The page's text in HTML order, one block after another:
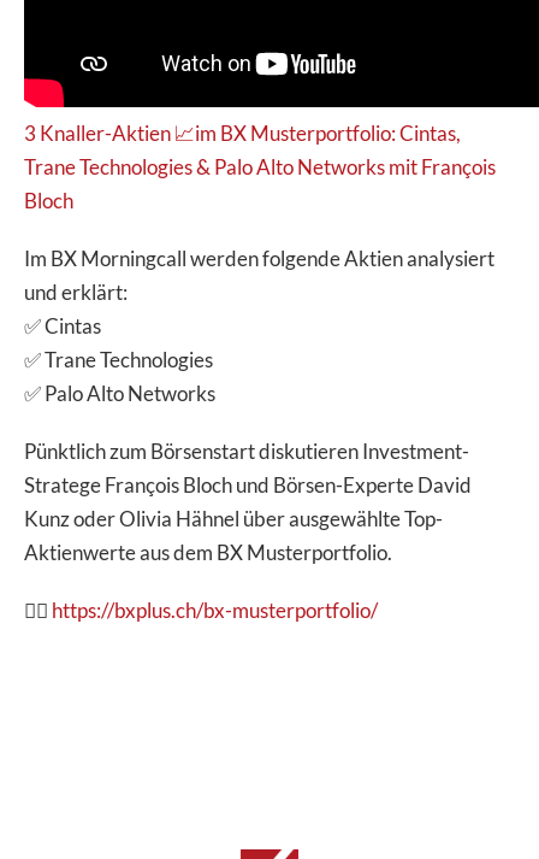
3 Knaller-Aktien 📈im BX Musterportfolio: Cintas,
Trane Technologies & Palo Alto Networks mit François
Bloch
Im BX Morningcall werden folgende Aktien analysiert
und erklärt:
✅ Cintas
✅ Trane Technologies
✅ Palo Alto Networks
Pünktlich zum Börsenstart diskutieren Investment-
Stratege François Bloch und Börsen-Experte David
Kunz oder Olivia Hähnel über ausgewählte Top-
Aktienwerte aus dem BX Musterportfolio.
👉🏽 https://bxplus.ch/bx-musterportfolio/